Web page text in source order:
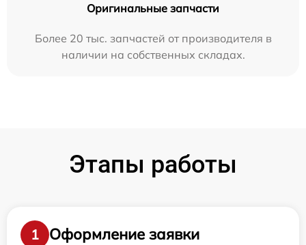
Оригинальные запчасти
Более 20 тыс. запчастей от производителя в
наличии на собственных складах.
Этапы работы
1
Оформление заявки